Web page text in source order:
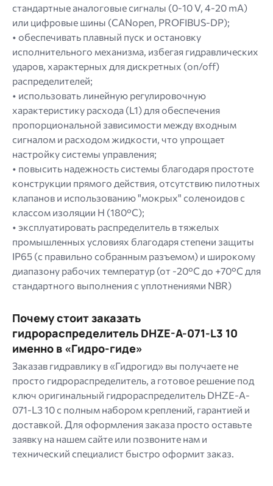
стандартные аналоговые сигналы (0-10 V, 4-20 mA)
или цифровые шины (CANopen, PROFIBUS-DP);
• обеспечивать плавный пуск и остановку
исполнительного механизма, избегая гидравлических
ударов, характерных для дискретных (on/off)
распределителей;
• использовать линейную регулировочную
характеристику расхода (L1) для обеспечения
пропорциональной зависимости между входным
сигналом и расходом жидкости, что упрощает
настройку системы управления;
• повысить надежность системы благодаря простоте
конструкции прямого действия, отсутствию пилотных
клапанов и использованию "мокрых" соленоидов с
классом изоляции H (180°C);
• эксплуатировать распределитель в тяжелых
промышленных условиях благодаря степени защиты
IP65 (с правильно собранным разъемом) и широкому
диапазону рабочих температур (от -20°C до +70°C для
стандартного выполнения с уплотнениями NBR)
Почему стоит заказать
гидрораспределитель DHZE-A-071-L3 10
именно в «Гидро-гиде»
Заказав гидравлику в «Гидрогид» вы получаете не
просто гидрораспределитель, а готовое решение под
ключ оригинальный гидрораспределитель DHZE-A-
071-L3 10 с полным набором креплений, гарантией и
доставкой. Для оформления заказа просто оставьте
заявку на нашем сайте или позвоните нам и
технический специалист быстро оформит заказ.